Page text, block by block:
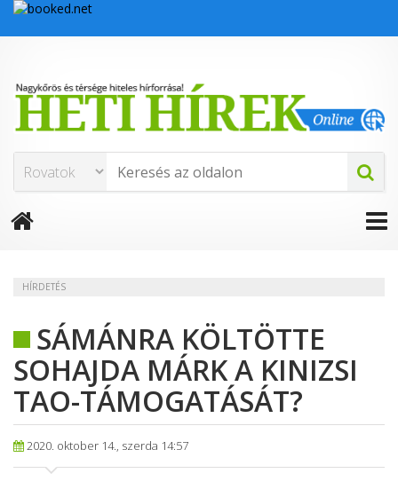
HÍRDETÉS
SÁMÁNRA KÖLTÖTTE
SOHAJDA MÁRK A KINIZSI
TAO-TÁMOGATÁSÁT?
2020. oktober 14., szerda 14:57